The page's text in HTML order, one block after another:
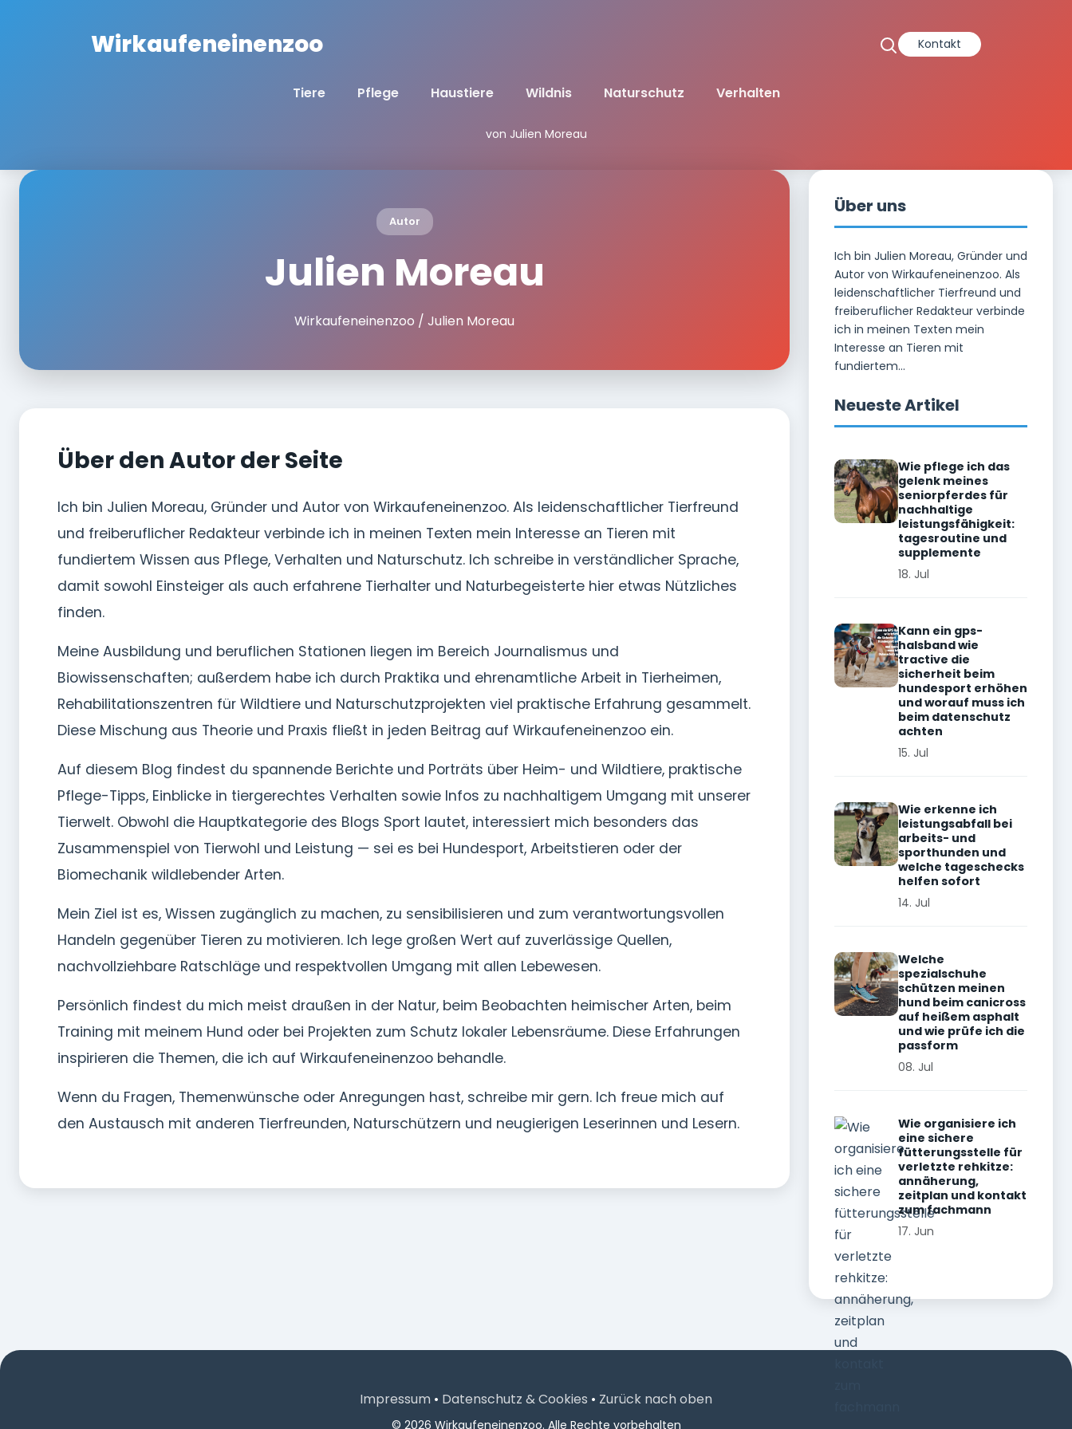
Wirkaufeneinenzoo Kontakt
Tiere Pflege Haustiere Wildnis Naturschutz Verhalten
von Julien Moreau
Autor
Julien Moreau
Wirkaufeneinenzoo / Julien Moreau
Über den Autor der Seite
Ich bin Julien Moreau, Gründer und Autor von Wirkaufeneinenzoo. Als leidenschaftlicher Tierfreund
und freiberuflicher Redakteur verbinde ich in meinen Texten mein Interesse an Tieren mit
fundiertem Wissen aus Pflege, Verhalten und Naturschutz. Ich schreibe in verständlicher Sprache,
damit sowohl Einsteiger als auch erfahrene Tierhalter und Naturbegeisterte hier etwas Nützliches
finden.
Meine Ausbildung und beruflichen Stationen liegen im Bereich Journalismus und
Biowissenschaften; außerdem habe ich durch Praktika und ehrenamtliche Arbeit in Tierheimen,
Rehabilitationszentren für Wildtiere und Naturschutzprojekten viel praktische Erfahrung gesammelt.
Diese Mischung aus Theorie und Praxis fließt in jeden Beitrag auf Wirkaufeneinenzoo ein.
Auf diesem Blog findest du spannende Berichte und Porträts über Heim- und Wildtiere, praktische
Pflege-Tipps, Einblicke in tiergerechtes Verhalten sowie Infos zu nachhaltigem Umgang mit unserer
Tierwelt. Obwohl die Hauptkategorie des Blogs Sport lautet, interessiert mich besonders das
Zusammenspiel von Tierwohl und Leistung — sei es bei Hundesport, Arbeitstieren oder der
Biomechanik wildlebender Arten.
Mein Ziel ist es, Wissen zugänglich zu machen, zu sensibilisieren und zum verantwortungsvollen
Handeln gegenüber Tieren zu motivieren. Ich lege großen Wert auf zuverlässige Quellen,
nachvollziehbare Ratschläge und respektvollen Umgang mit allen Lebewesen.
Persönlich findest du mich meist draußen in der Natur, beim Beobachten heimischer Arten, beim
Training mit meinem Hund oder bei Projekten zum Schutz lokaler Lebensräume. Diese Erfahrungen
inspirieren die Themen, die ich auf Wirkaufeneinenzoo behandle.
Wenn du Fragen, Themenwünsche oder Anregungen hast, schreibe mir gern. Ich freue mich auf
den Austausch mit anderen Tierfreunden, Naturschützern und neugierigen Leserinnen und Lesern.
Über uns
Ich bin Julien Moreau, Gründer und
Autor von Wirkaufeneinenzoo. Als
leidenschaftlicher Tierfreund und
freiberuflicher Redakteur verbinde
ich in meinen Texten mein
Interesse an Tieren mit
fundiertem...
Neueste Artikel
Wie pflege ich das
gelenk meines
seniorpferdes für
nachhaltige
leistungsfähigkeit:
tagesroutine und
supplemente
18. Jul
Kann ein gps-
halsband wie
tractive die
sicherheit beim
hundesport erhöhen
und worauf muss ich
beim datenschutz
achten
15. Jul
Wie erkenne ich
leistungsabfall bei
arbeits- und
sporthunden und
welche tageschecks
helfen sofort
14. Jul
Welche
spezialschuhe
schützen meinen
hund beim canicross
auf heißem asphalt
und wie prüfe ich die
passform
08. Jul
Wie organisiere ich
eine sichere
fütterungsstelle für
verletzte rehkitze:
annäherung,
zeitplan und kontakt
zum fachmann
17. Jun
Impressum • Datenschutz & Cookies • Zurück nach oben
© 2026 Wirkaufeneinenzoo. Alle Rechte vorbehalten